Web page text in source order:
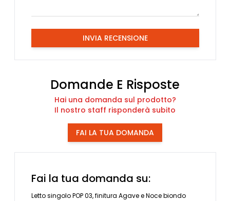
INVIA RECENSIONE
Domande E Risposte
Hai una domanda sul prodotto?
Il nostro staff risponderà subito
FAI LA TUA DOMANDA
Fai la tua domanda su:
Letto singolo POP 03, finitura Agave e Noce biondo